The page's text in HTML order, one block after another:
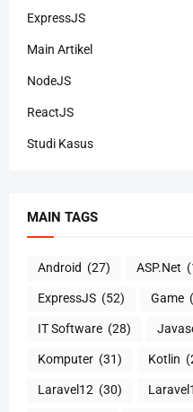
ExpressJS
Main Artikel
NodeJS
ReactJS
Studi Kasus
MAIN TAGS
Android (27) ASP.Net
ExpressJS (52) Game
IT Software (28)
Komputer (31) Kotlin
Laravel12 (30)